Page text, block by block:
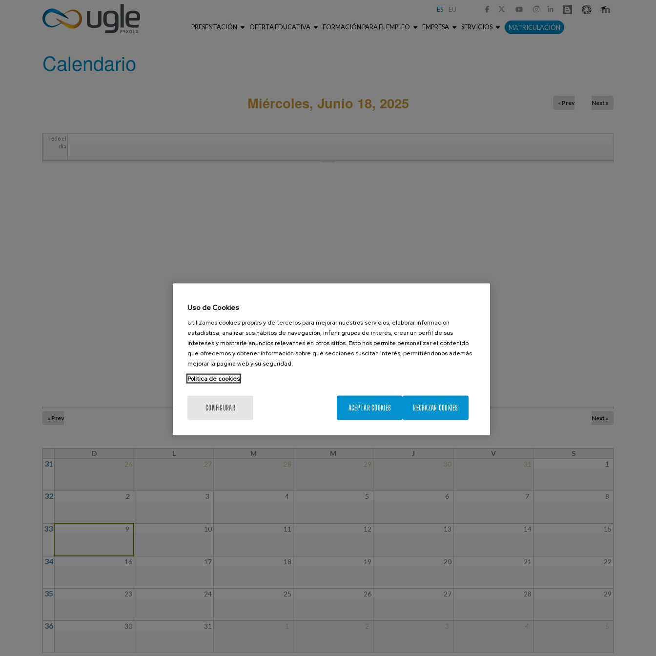
ES EU   
PRESENTACIÓN OFERTA EDUCATIVA FORMACIÓN PARA EL EMPLEO EMPRESA SERVICIOS MATRICULACIÓN
Usted está aquí
INICIO CALENDARIO
Calendario
Miércoles, Junio 18, 2025 « Prev Next »
Todo el
día
Agosto 2026
« Prev Next »
D L M M J V S
31 26 27 28 29 30 31 1
32 2 3 4 5 6 7 8
33 9 10 11 12 13 14 15
34 16 17 18 19 20 21 22
35 23 24 25 26 27 28 29
36 30 31 1 2 3 4 5
Uso de Cookies
Utilizamos cookies propias y de terceros para mejorar nuestros servicios, elaborar información
estadística, analizar sus hábitos de navegación, inferir grupos de interés, crear un perfil de sus
intereses y mostrarle anuncios relevantes en otros sitios. Esto nos permite personalizar el contenido
que ofrecemos y obtener información sobre qué secciones suscitan interés, permitiéndonos además
mejorar la página web y su seguridad.
Política de cookies
CONFIGURAR RECHAZAR COOKIES
ACEPTAR COOKIES